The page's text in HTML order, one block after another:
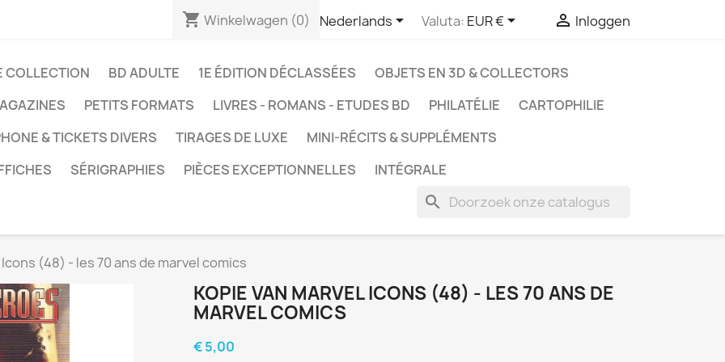
shopping_cart Winkelwagen (0) Nederlands Valuta: EUR €  Inloggen
COLLECTION BD ADULTE 1E ÉDITION DÉCLASSÉES
OBJETS EN 3D & COLLECTORS
PETITS FORMATS LIVRES - ROMANS - ETUDES BD PHILATÉLIE
CARTOPHILIE
& TICKETS DIVERS
TIRAGES DE LUXE
MINI-RÉCITS & SUPPLÉMENTS
SÉRIGRAPHIES PIÈCES EXCEPTIONNELLES INTÉGRALE
search
(48) - les 70 ans de marvel comics
KOPIE VAN MARVEL ICONS (48) - LES 70 ANS DE
MARVEL COMICS
€ 5,00